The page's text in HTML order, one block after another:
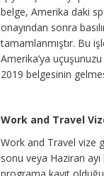
belge, Amerika daki
onayından sonra
tamamlanmıştır. Bu
Amerika’ya
2019 belgesinin
Work and Travel
Work and Travel vize
sonu veya Haziran